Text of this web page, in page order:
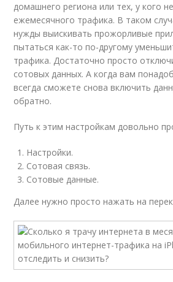
домашнего региона или тех, у кого
ежемесячного трафика. В таком
нужды выискивать прожорливые
пытаться как-то по-другому
трафика. Достаточно просто
сотовых данных. А когда вам
всегда сможете снова включить
обратно.
Путь к этим настройкам довольно
Настройки.
Сотовая связь.
Сотовые данные.
Далее нужно просто нажать на